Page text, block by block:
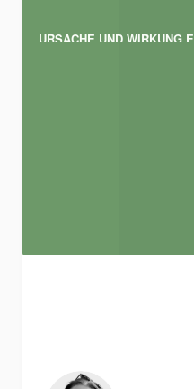
⚡️ URSACHE UND